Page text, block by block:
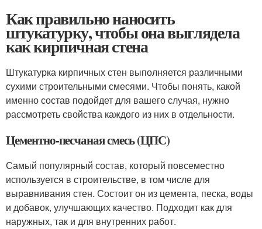
Как правильно наносить
штукатурку, чтобы она выглядела
как кирпичная стена
Штукатурка кирпичных стен выполняется различными
сухими строительными смесями. Чтобы понять, какой
именно состав подойдет для вашего случая, нужно
рассмотреть свойства каждого из них в отдельности.
Цементно-песчаная смесь (ЦПС)
Самый популярный состав, который повсеместно
используется в строительстве, в том числе для
выравнивания стен. Состоит он из цемента, песка, воды
и добавок, улучшающих качество. Подходит как для
наружных, так и для внутренних работ.